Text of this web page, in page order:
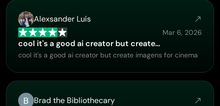
Alexsander Luís
Mar 6, 2026
cool it's a good ai creator but create…
cool it's a good ai creator but create imagens for cinema
Brad the Bibliothecary